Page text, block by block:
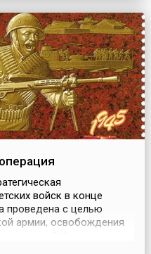
Ленинграду, а также
из войны.Успехи
кампании 1944 года ...
войск в конце
проведена с целью
армии, освобождения